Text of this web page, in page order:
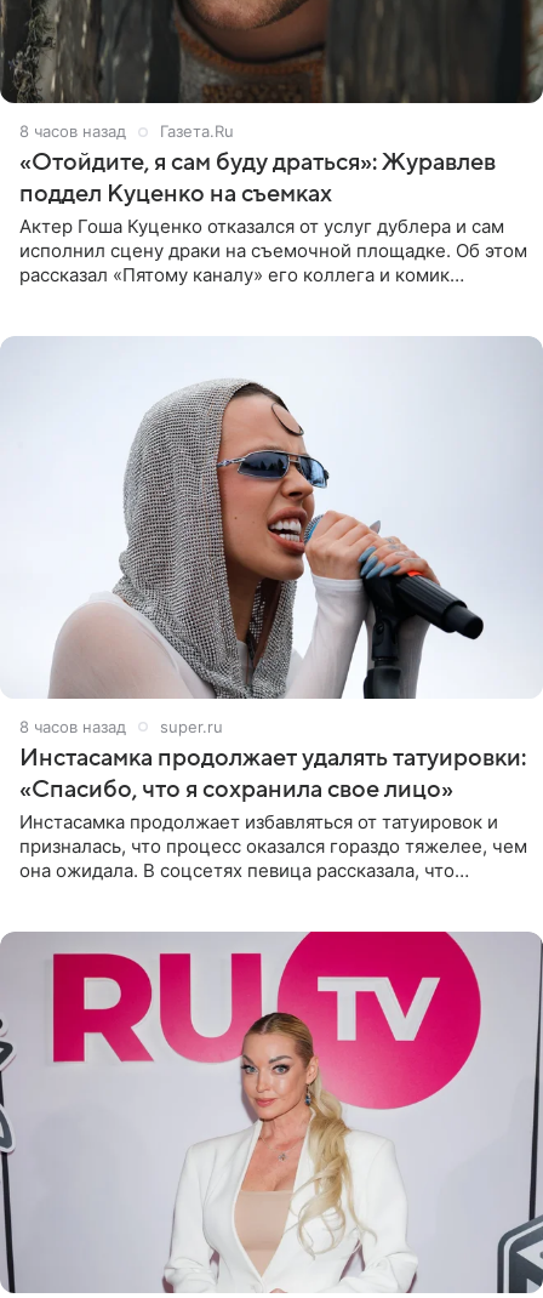
8 часов назад Газета.Ru
«Отойдите, я сам буду драться»: Журавлев
поддел Куценко на съемках
Актер Гоша Куценко отказался от услуг дублера и сам
исполнил сцену драки на съемочной площадке. Об этом
рассказал «Пятому каналу» его коллега и комик
8 часов назад super.ru
Инстасамка продолжает удалять татуировки:
«Спасибо, что я сохранила свое лицо»
Инстасамка продолжает избавляться от татуировок и
призналась, что процесс оказался гораздо тяжелее, чем
она ожидала. В соцсетях певица рассказала, что